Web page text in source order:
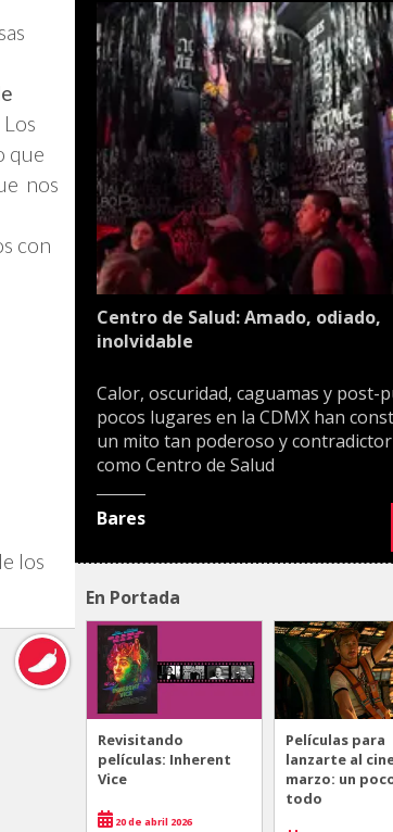
Los
que
nos
con
los
Centro de Salud: Amado, odiado,
inolvidable
Calor, oscuridad, caguamas y post-
pocos lugares en la CDMX han
un mito tan poderoso y
como Centro de Salud
Bares
En Portada
Revisitando
películas: Inherent
Vice
20 de abril 2026
Películas para
lanzarte al
marzo: un
todo